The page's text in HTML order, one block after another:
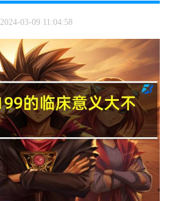
2024-03-09 11:04:58